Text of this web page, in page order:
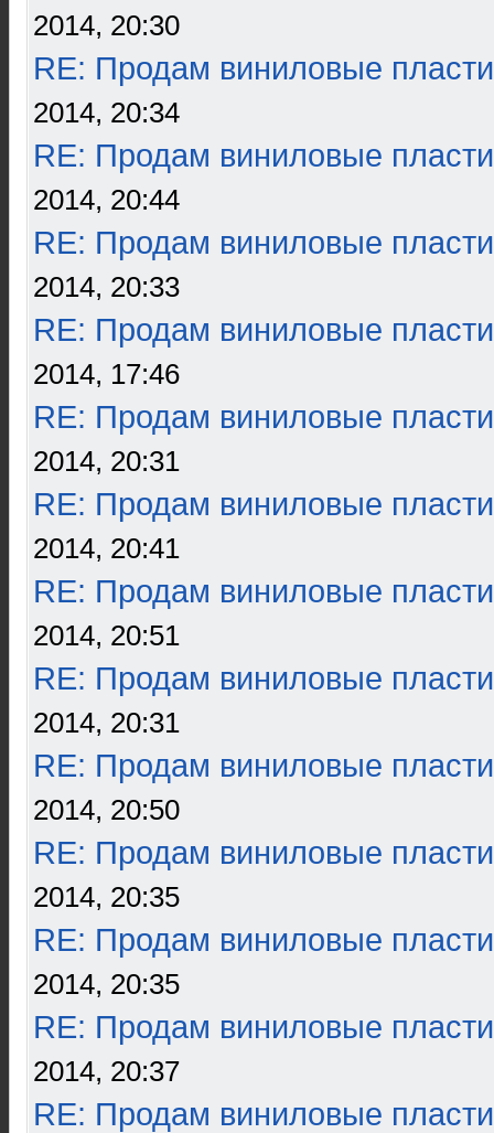
2014, 20:30
RE: Продам виниловые
2014, 20:34
RE: Продам виниловые
2014, 20:44
RE: Продам виниловые
2014, 20:33
RE: Продам виниловые
2014, 17:46
RE: Продам виниловые
2014, 20:31
RE: Продам виниловые
2014, 20:41
RE: Продам виниловые
2014, 20:51
RE: Продам виниловые
2014, 20:31
RE: Продам виниловые
2014, 20:50
RE: Продам виниловые
2014, 20:35
RE: Продам виниловые
2014, 20:35
RE: Продам виниловые
2014, 20:37
RE: Продам виниловые